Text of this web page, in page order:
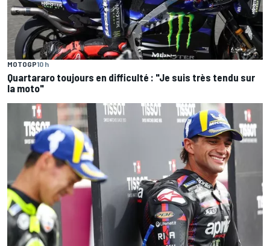
MOTOGP10 h
Quartararo toujours en difficulté : "Je suis très tendu sur
la moto"